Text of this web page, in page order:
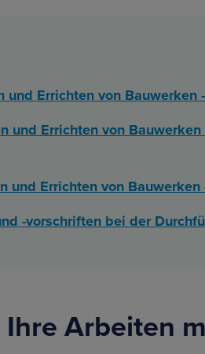
und Errichten von Bauwerken
und Errichten von
und Errichten von
-vorschriften bei der
Arbeiten